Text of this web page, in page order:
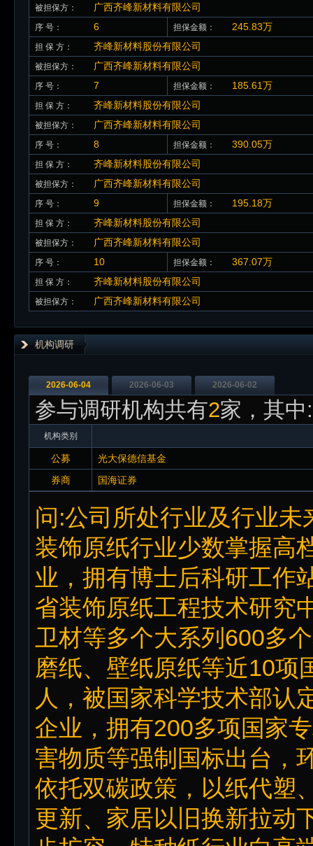
被担保方： 广西齐峰新材料有限公司
序 号： 6 担保金额： 245.83万
担 保 方： 齐峰新材料股份有限公司
被担保方： 广西齐峰新材料有限公司
序 号： 7 担保金额： 185.61万
担 保 方： 齐峰新材料股份有限公司
被担保方： 广西齐峰新材料有限公司
序 号： 8 担保金额： 390.05万
担 保 方： 齐峰新材料股份有限公司
被担保方： 广西齐峰新材料有限公司
序 号： 9 担保金额： 195.18万
担 保 方： 齐峰新材料股份有限公司
被担保方： 广西齐峰新材料有限公司
序 号： 10 担保金额： 367.07万
担 保 方： 齐峰新材料股份有限公司
被担保方： 广西齐峰新材料有限公司
机构调研
2026-06-04 2026-06-03 2026-06-02
参与调研机构共有2家，其中
机构类别
公募
光大保德信基金
券商
国海证券
问:公司所处行业及行业
装饰原纸行业少数掌握高
业，拥有博士后科研工作
省装饰原纸工程技术研究
卫材等多个大系列600多
磨纸、壁纸原纸等近10项
人，被国家科学技术部认
企业，拥有200多项国家
害物质等强制国标出台，
依托双碳政策，以纸代塑
更新、家居以旧换新拉动